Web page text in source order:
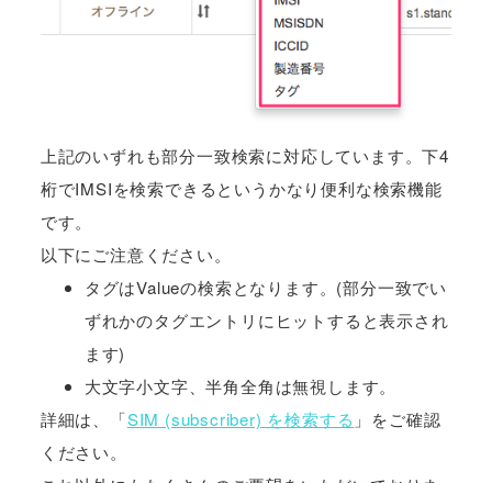
上記のいずれも部分一致検索に対応しています。下4
桁でIMSIを検索できるというかなり便利な検索機能
です。
以下にご注意ください。
タグはValueの検索となります。(部分一致でい
ずれかのタグエントリにヒットすると表示され
ます)
大文字小文字、半角全角は無視します。
詳細は、「SIM (subscriber) を検索する 」をご確認
ください。